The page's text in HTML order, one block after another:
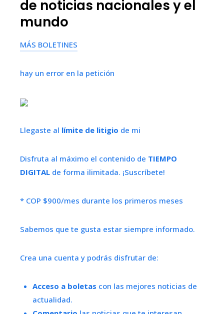
de noticias nacionales y el
mundo
MÁS BOLETINES
hay un error en la petición
Llegaste al límite de litigio de mi
Disfruta al máximo el contenido de TIEMPO
DIGITAL de forma ilimitada. ¡Suscríbete!
* COP $900/mes durante los primeros meses
Sabemos que te gusta estar siempre informado.
Crea una cuenta y podrás disfrutar de:
Acceso a boletas con las mejores noticias de
actualidad.